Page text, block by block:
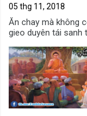
05 thg 11, 2018
Ăn chay mà không
gieo duyên tái sanh